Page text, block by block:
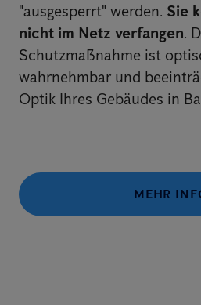
"ausgesperrt" werden. Sie
nicht im Netz verfangen.
Schutzmaßnahme ist
wahrnehmbar und
Optik Ihres Gebäudes in
MEHR